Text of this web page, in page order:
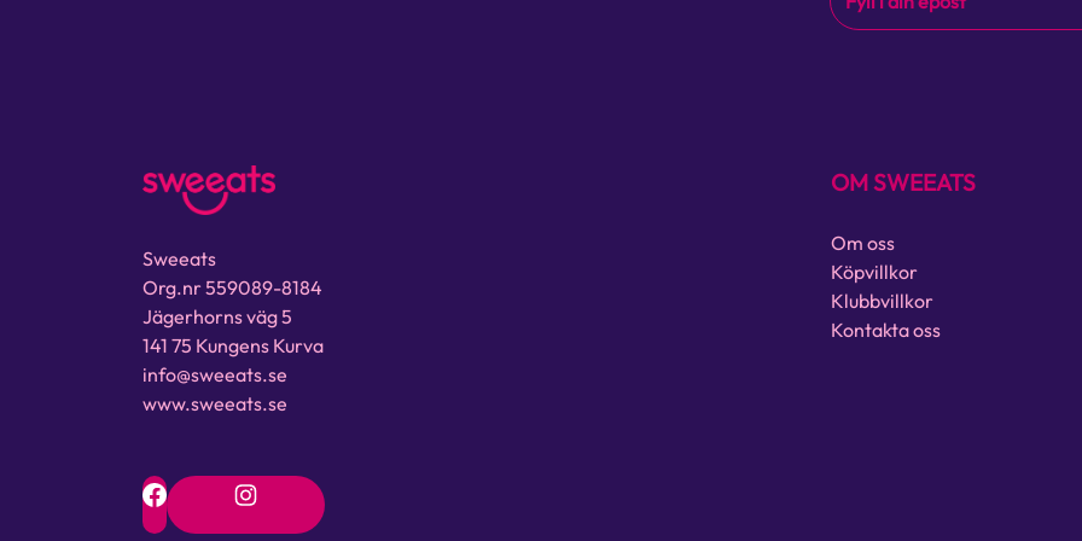
Sweeats
Org.nr 559089-8184
Jägerhorns väg 5
141 75 Kungens Kurva
info@sweeats.se
www.sweeats.se
OM SWEEATS
Om oss
Köpvillkor
Klubbvillkor
Kontakta oss